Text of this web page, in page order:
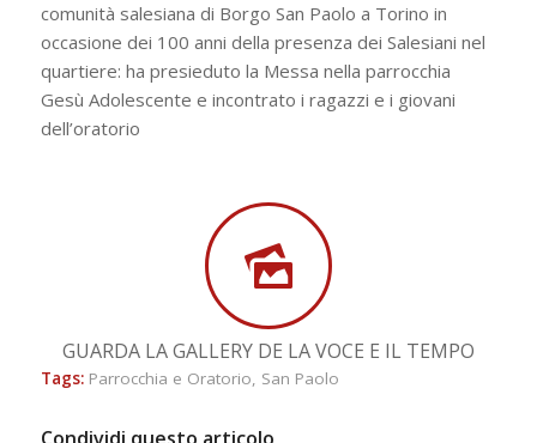
comunità salesiana di Borgo San Paolo a Torino in
occasione dei 100 anni della presenza dei Salesiani nel
quartiere: ha presieduto la Messa nella parrocchia
Gesù Adolescente e incontrato i ragazzi e i giovani
dell’oratorio
GUARDA LA GALLERY DE LA VOCE E IL TEMPO
Tags: Parrocchia e Oratorio, San Paolo